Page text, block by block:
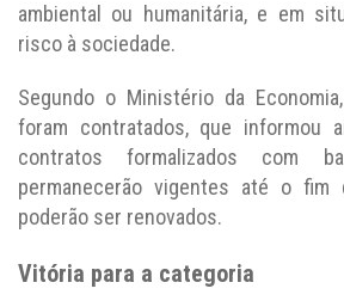
ambiental ou humanitária, e em
risco à sociedade.
Segundo o Ministério da
foram contratados, que informou
contratos formalizados com
permanecerão vigentes até o fim
poderão ser renovados.
Vitória para a categoria